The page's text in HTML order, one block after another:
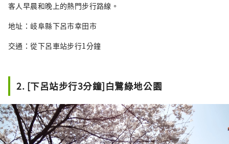
客人早晨和晚上的熱門步行路線。
地址：岐阜縣下呂市幸田市
交通：從下呂車站步行1分鐘
2. [下呂站步行3分鐘]白鷺綠地公園